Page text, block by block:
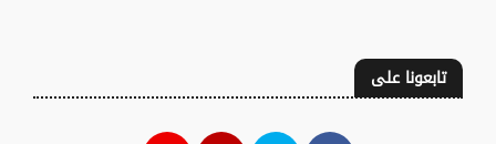
تابعونا على